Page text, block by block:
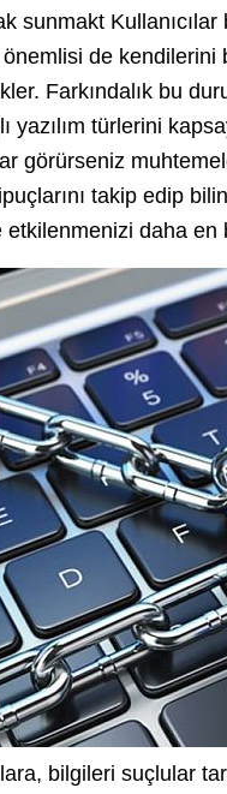
sunmakt Kullanıcılar
önemlisi de kendilerini
Farkındalık bu
yazılım türlerini
görürseniz
takip edip
daha en
bilgileri suçlular